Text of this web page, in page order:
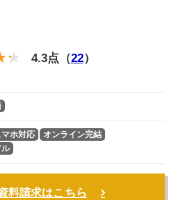
4.3点（22）
マホ対応
オンライン完結
料請求はこちら